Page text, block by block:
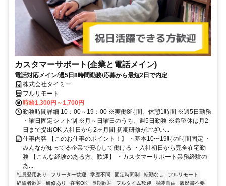
カスタマーサポート(企業と電話メイン)
電話対応メイン/週5日8時間勤務/応募から最短2日で内定
株式会社タイミー
フルリモート
時給1,300円～1,700円
勤務時間詳細 10：00～19：00 ※実働8時間、休憩1時間 ※週5日勤務
・曜日固定シフト制 ※月～日曜日のうち、週5日勤務 ※希望休は月2
日まで提出OK 入社日から2ヶ月間 初期研修がござい...
仕事内容 【このお仕事のポイント！】 ・基本10〜19時の時間固定 ・
みんなが知ってる企業で安心して働ける ・入社初日から完全在宅勤
務 【こんな経験のある方、歓迎】 ・カスタマーサポート業務経験の
あ...
社員登用あり フリーター歓迎 学歴不問 固定時間制 転勤なし
フルリモート
経験者歓迎
研修あり 在宅OK 長期歓迎 フルタイム歓迎 服装自由 履歴書不要